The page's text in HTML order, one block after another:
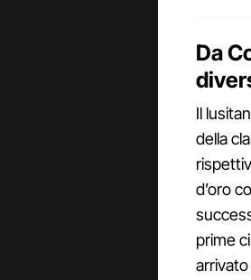
Da
Il
della
d’oro
prime
arrivato